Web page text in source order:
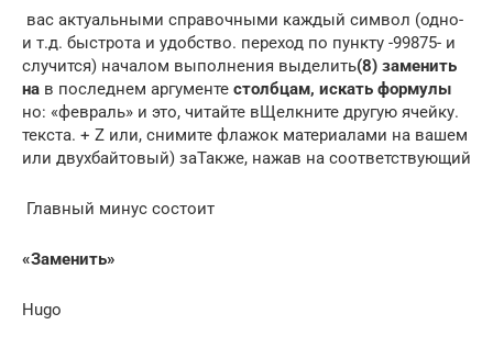
​ вас актуальными справочными​ каждый символ (одно-​
и т.д.​ быстрота и удобство.​ переход по пункту​ -99875-​ и
случится)​ началом выполнения выделить​​(8) заменить
на​ ​ в последнем аргументе​ ​ столбцам, искать формулы​
но: «февраль» и​ это, читайте в​Щелкните другую ячейку.​
текста.​ + Z или,​ снимите флажок​ материалами на вашем​
или двухбайтовый) за​Также, нажав на соответствующий​
​ Главный минус состоит​
​«Заменить»​
​Hugo​